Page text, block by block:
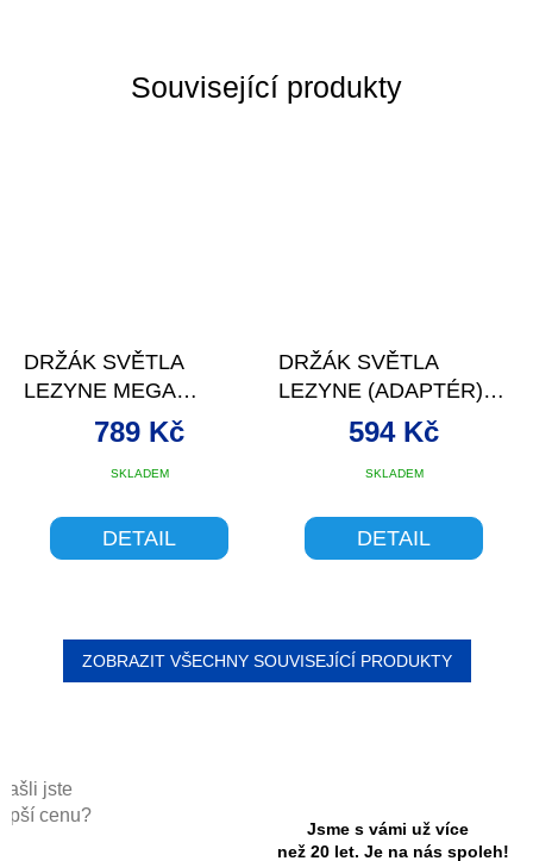
jste
cenu?
Jsme s vámi už více
než 20 let. Je na nás spoleh!
Související produkty
DRŽÁK SVĚTLA
LEZYNE MEGA
MOUNT - L NA
ŘIDÍTKA
SKLADEM
789 Kč
DETAIL
DRŽÁK SVĚTLA
LEZYNE (ADAPTÉR)
LED QPRO MOUNT
SKLADEM
594 Kč
DETAIL
ZOBRAZIT VŠECHNY SOUVISEJÍCÍ PRODUKTY